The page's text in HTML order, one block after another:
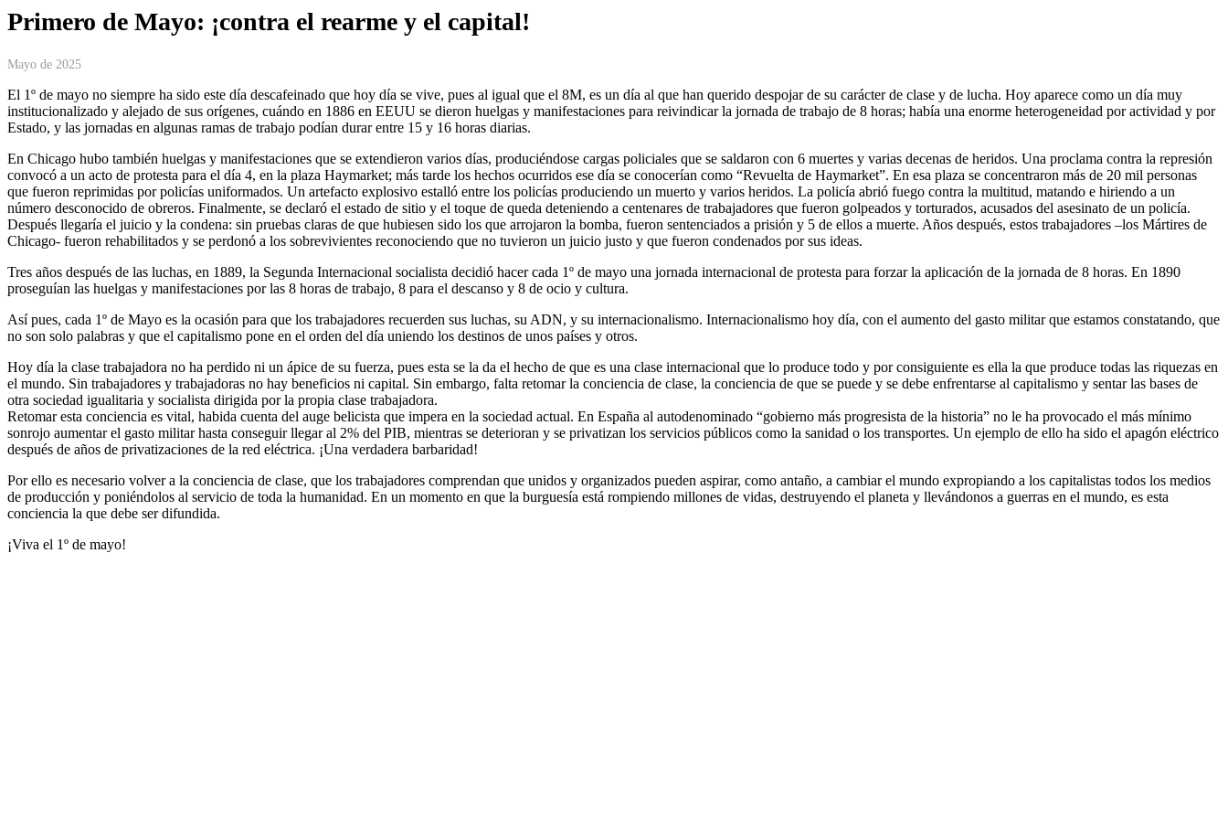
Primero de Mayo: ¡contra el rearme y el capital!
Mayo de 2025
El 1º de mayo no siempre ha sido este día descafeinado que hoy día se vive, pues al igual que el 8M, es un día al que han querido despojar de su carácter de clase y de lucha. Hoy aparece como un día muy
institucionalizado y alejado de sus orígenes, cuándo en 1886 en EEUU se dieron huelgas y manifestaciones para reivindicar la jornada de trabajo de 8 horas; había una enorme heterogeneidad por actividad y por
Estado, y las jornadas en algunas ramas de trabajo podían durar entre 15 y 16 horas diarias.
En Chicago hubo también huelgas y manifestaciones que se extendieron varios días, produciéndose cargas policiales que se saldaron con 6 muertes y varias decenas de heridos. Una proclama contra la represión
convocó a un acto de protesta para el día 4, en la plaza Haymarket; más tarde los hechos ocurridos ese día se conocerían como “Revuelta de Haymarket”. En esa plaza se concentraron más de 20 mil personas
que fueron reprimidas por policías uniformados. Un artefacto explosivo estalló entre los policías produciendo un muerto y varios heridos. La policía abrió fuego contra la multitud, matando e hiriendo a un
número desconocido de obreros. Finalmente, se declaró el estado de sitio y el toque de queda deteniendo a centenares de trabajadores que fueron golpeados y torturados, acusados del asesinato de un policía.
Después llegaría el juicio y la condena: sin pruebas claras de que hubiesen sido los que arrojaron la bomba, fueron sentenciados a prisión y 5 de ellos a muerte. Años después, estos trabajadores –los Mártires de
Chicago- fueron rehabilitados y se perdonó a los sobrevivientes reconociendo que no tuvieron un juicio justo y que fueron condenados por sus ideas.
Tres años después de las luchas, en 1889, la Segunda Internacional socialista decidió hacer cada 1º de mayo una jornada internacional de protesta para forzar la aplicación de la jornada de 8 horas. En 1890
proseguían las huelgas y manifestaciones por las 8 horas de trabajo, 8 para el descanso y 8 de ocio y cultura.
Así pues, cada 1º de Mayo es la ocasión para que los trabajadores recuerden sus luchas, su ADN, y su internacionalismo. Internacionalismo hoy día, con el aumento del gasto militar que estamos constatando, que
no son solo palabras y que el capitalismo pone en el orden del día uniendo los destinos de unos países y otros.
Hoy día la clase trabajadora no ha perdido ni un ápice de su fuerza, pues esta se la da el hecho de que es una clase internacional que lo produce todo y por consiguiente es ella la que produce todas las riquezas en
el mundo. Sin trabajadores y trabajadoras no hay beneficios ni capital. Sin embargo, falta retomar la conciencia de clase, la conciencia de que se puede y se debe enfrentarse al capitalismo y sentar las bases de
otra sociedad igualitaria y socialista dirigida por la propia clase trabajadora.
Retomar esta conciencia es vital, habida cuenta del auge belicista que impera en la sociedad actual. En España al autodenominado “gobierno más progresista de la historia” no le ha provocado el más mínimo
sonrojo aumentar el gasto militar hasta conseguir llegar al 2% del PIB, mientras se deterioran y se privatizan los servicios públicos como la sanidad o los transportes. Un ejemplo de ello ha sido el apagón eléctrico
después de años de privatizaciones de la red eléctrica. ¡Una verdadera barbaridad!
Por ello es necesario volver a la conciencia de clase, que los trabajadores comprendan que unidos y organizados pueden aspirar, como antaño, a cambiar el mundo expropiando a los capitalistas todos los medios
de producción y poniéndolos al servicio de toda la humanidad. En un momento en que la burguesía está rompiendo millones de vidas, destruyendo el planeta y llevándonos a guerras en el mundo, es esta
conciencia la que debe ser difundida.
¡Viva el 1º de mayo!